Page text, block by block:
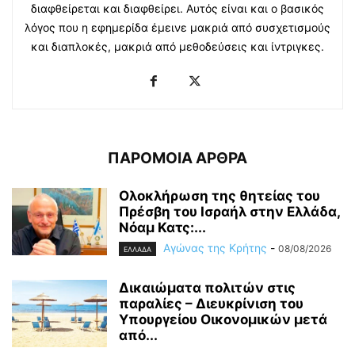
διαφθείρεται και διαφθείρει. Αυτός είναι και ο βασικός
λόγος που η εφημερίδα έμεινε μακριά από συσχετισμούς
και διαπλοκές, μακριά από μεθοδεύσεις και ίντριγκες.
ΠΑΡΟΜΟΙΑ ΑΡΘΡΑ
Ολοκλήρωση της θητείας του
Πρέσβη του Ισραήλ στην Ελλάδα,
Νόαμ Κατς:...
ΕΛΛΑΔΑ Αγώνας της Κρήτης - 08/08/2026
Δικαιώματα πολιτών στις
παραλίες – Διευκρίνιση του
Υπουργείου Οικονομικών μετά
από...